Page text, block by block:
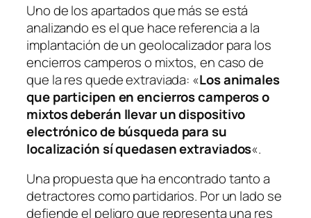
Uno de los apartados que más se está
analizando es el que hace referencia a la
implantación de un geolocalizador para los
encierros camperos o mixtos, en caso de
que la res quede extraviada: «Los animales
que participen en encierros camperos o
mixtos deberán llevar un dispositivo
electrónico de búsqueda para su
localización sí quedasen extraviados«.
Una propuesta que ha encontrado tanto a
detractores como partidarios. Por un lado se
defiende el peligro que representa una res